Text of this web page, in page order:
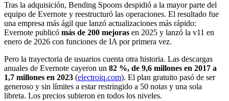
Tras la adquisición, Bending Spoons despidió a la mayor parte del
equipo de Evernote y reestructuró las operaciones. El resultado fue
una empresa más ágil que lanzó actualizaciones más rápido:
Evernote publicó más de 200 mejoras en 2025 y lanzó la v11 en
enero de 2026 con funciones de IA por primera vez.
Pero la trayectoria de usuarios cuenta otra historia. Las descargas
anuales de Evernote cayeron un 82 %, de 9,6 millones en 2017 a
1,7 millones en 2023 (electroiq.com). El plan gratuito pasó de ser
generoso y sin límites a estar restringido a 50 notas y una sola
libreta. Los precios subieron en todos los niveles.